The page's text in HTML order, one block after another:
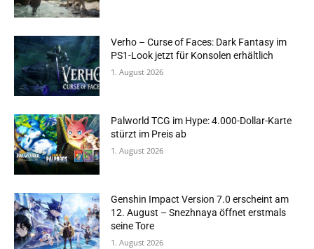
Verho – Curse of Faces: Dark Fantasy im
PS1-Look jetzt für Konsolen erhältlich
1. August 2026
Palworld TCG im Hype: 4.000-Dollar-Karte
stürzt im Preis ab
1. August 2026
Genshin Impact Version 7.0 erscheint am
12. August – Snezhnaya öffnet erstmals
seine Tore
1. August 2026